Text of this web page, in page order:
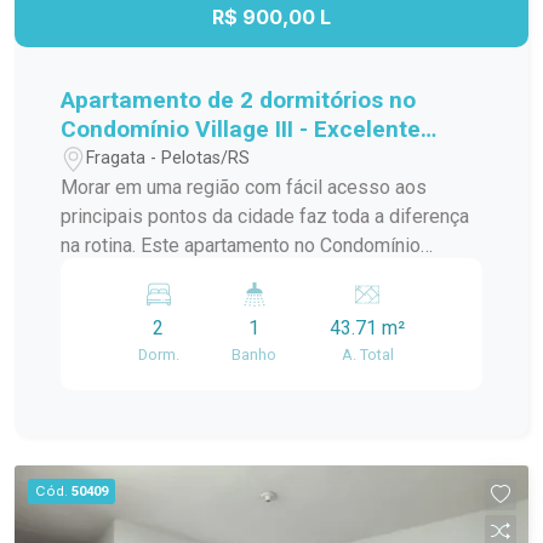
localização privilegiada e um imóvel com
R$ 900,00 L
Apartamento de 2 dormitórios no
Condomínio Village III - Excelente
localização na Avenida Duque de
Caxias
Fragata - Pelotas/RS
Morar em uma região com fácil acesso aos
principais pontos da cidade faz toda a diferença
na rotina. Este apartamento no Condomínio
localização estratégica, sendo uma excelente
opção para quem busca qualidade de vida,
mobilidade e conveniência em um dos endereços
precisa no dia a dia. Fica próximo à FAMED, com
fácil acesso à Rodoviária, além de contar com
mercados, farmácias, transporte público e uma
2
Dorm.
1
Banho
43.71 m²
A. Total
Cód. 50409